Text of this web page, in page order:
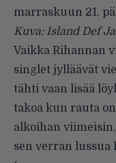
marraskuun 21.
Kuva: Island Def
Vaikka Rihannan
singlet jylläävät
tähti vaan lisää
takoa kun rauta
alkoihan
sen verran lussua